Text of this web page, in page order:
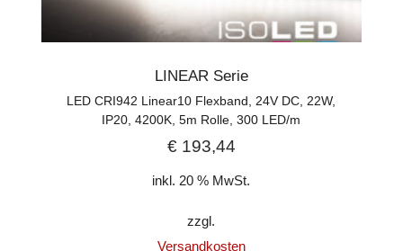
LINEAR Serie
LED CRI942 Linear10 Flexband, 24V DC, 22W,
IP20, 4200K, 5m Rolle, 300 LED/m
€193,44
inkl. 20 % MwSt.
zzgl.
Versandkosten